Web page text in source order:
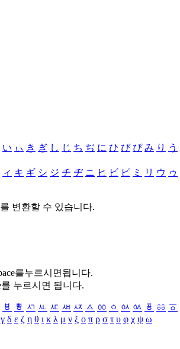
い ぃ き ぎ し じ ち ぢ に ひ び ぴ み り う
ィ キ ギ シ ジ チ ヂ ニ ヒ ビ ピ ミ リ ウ ゥ
변환할 수 있습니다.
를누르시면됩니다.
누르시면 됩니다.
ㅸ ㅹ ㅺ ㅻ ㅼ ㅽ ㅾ ㅿ ㆀ ㆁ ㆂ ㆃ ㆄ ㆅ ㆆ
γ δ ε ζ η θ ι κ λ μ ν ξ ο π ρ σ τ υ φ χ ψ ω